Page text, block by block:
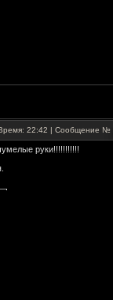
22:42 | Сообщение №
руки!!!!!!!!!!!